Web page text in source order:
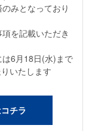
みとなっており
を記載いただき
6月18日(水)まで
いたします
チラ